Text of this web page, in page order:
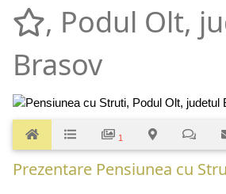
, Podul Olt,
Brasov
1
Prezentare Pensiunea cu